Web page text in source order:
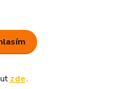
zde.
100 %★★★★★